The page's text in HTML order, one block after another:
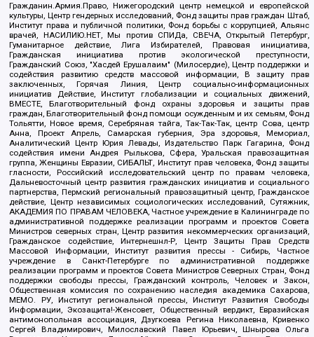
Гражданин.Армия.Право, Нижегородский центр немецкой и европейской
культуры, Центр гендерных исследований, Фонд защиты прав граждан Штаб,
Институт права и публичной политики, Фонд борьбы с коррупцией, Альянс
врачей, НАСИЛИЮ.НЕТ, Мы против СПИДа, СВЕЧА, Открытый Петербург,
Гуманитарное действие, Лига Избирателей, Правовая инициатива,
Гражданская инициатива против экологической преступности,
Гражданский Союз, "Хасдей Ерушалаим" (Милосердие), Центр поддержки и
содействия развитию средств массовой информации, В защиту прав
заключенных, Горячая Линия, Центр социально-информационных
инициатив Действие, Институт глобализации и социальных движений,
ВМЕСТЕ, Благотворительный фонд охраны здоровья и защиты прав
граждан, Благотворительный фонд помощи осужденным и их семьям, Фонд
Тольятти, Новое время, Серебряная тайга, Так-Так-Так, центр Сова, центр
Анна, Проект Апрель, Самарская губерния, Эра здоровья, Мемориал,
Аналитический Центр Юрия Левады, Издательство Парк Гагарина, Фонд
содействия имени Андрея Рылькова, Сфера, Уральская правозащитная
группа, Женщины Евразии, СИБАЛЬТ, Институт прав человека, Фонд защиты
гласности, Российский исследовательский центр по правам человека,
Дальневосточный центр развития гражданских инициатив и социального
партнерства, Пермский региональный правозащитный центр, Гражданское
действие, Центр независимых социологических исследований, Сутяжник,
АКАДЕМИЯ ПО ПРАВАМ ЧЕЛОВЕКА, Частное учреждение в Калининграде по
административной поддержке реализации программ и проектов Совета
Министров северных стран, Центр развития некоммерческих организаций,
Гражданское содействие, Интернешнл-Р, Центр Защиты Прав Средств
Массовой Информации, Институт развития прессы - Сибирь, Частное
учреждение в Санкт-Петербурге по административной поддержке
реализации программ и проектов Совета Министров Северных Стран, Фонд
поддержки свободы прессы, Гражданский контроль, Человек и Закон,
Общественная комиссия по сохранению наследия академика Сахарова,
МЕМО. РУ, Институт региональной прессы, Институт Развития Свободы
Информации, Экозащита!-Женсовет, Общественный вердикт, Евразийская
антимонопольная ассоциация, Дзугкоева Регина Николаевна, Кривенко
Сергей Владимирович, Милославский Павел Юрьевич, Шнырова Ольга